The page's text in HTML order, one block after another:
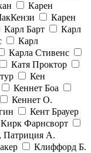
Карен
Карен
Карл Барт
Карл
Карл
Карла Стивенс
Катя Проктор
Кен
Кеннет Боа
Кеннет О.
Кент Брауер
Кирк Фарнсворт
Патриция А.
Клиффорд Б.